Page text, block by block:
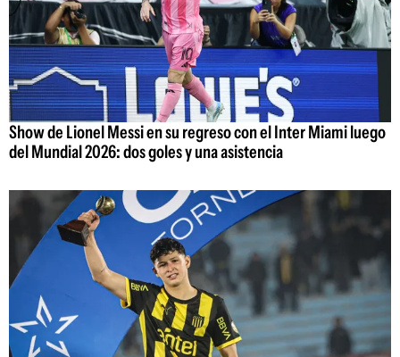
Show de Lionel Messi en su regreso con el Inter Miami luego
del Mundial 2026: dos goles y una asistencia